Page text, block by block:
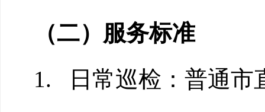
（二）服务标准
1.
日常巡检：普通市